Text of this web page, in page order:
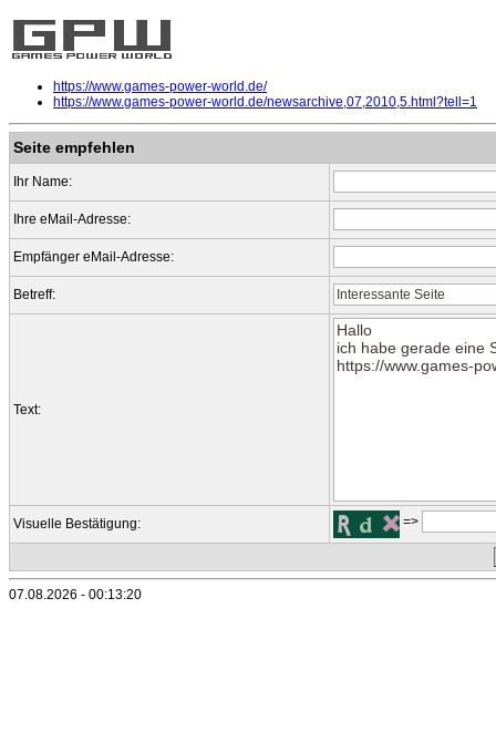
https://www.games-power-world.de/
https://www.games-power-world.de/newsarchive,07,2010,5.html?tell=1
Seite empfehlen
Ihr Name:
Ihre eMail-Adresse:
Empfänger eMail-Adresse:
Betreff:
Text:
Visuelle Bestätigung: =>
07.08.2026 - 00:13:20